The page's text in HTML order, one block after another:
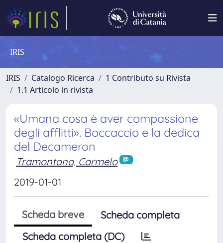
IRIS
IRIS Catalogo Ricerca
1 Contributo su Rivista
1.1 Articolo in rivista
«Umana cosa è aver compassione
degli afflitti». Boccaccio e la dedica
del Decameron
Tramontana, Carmelo
2019-01-01
Scheda breve
Scheda completa
Scheda completa (DC)